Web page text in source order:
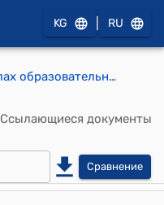
KG RU
Положение о филиалах образовательных организаций высшего профессионального образования Кыргызской Республики ( Утверждено постановлением Правительства Кыргызской Республики от 3 февраля 2004 года N 53)
Ссылающиеся документы
Сравнение